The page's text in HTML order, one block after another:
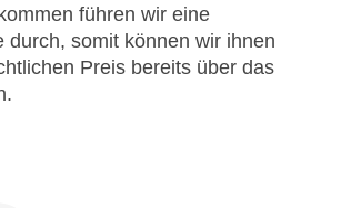
führen wir eine
durch, somit können wir ihnen
Preis bereits über das